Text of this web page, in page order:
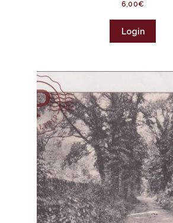
6,00€
Login